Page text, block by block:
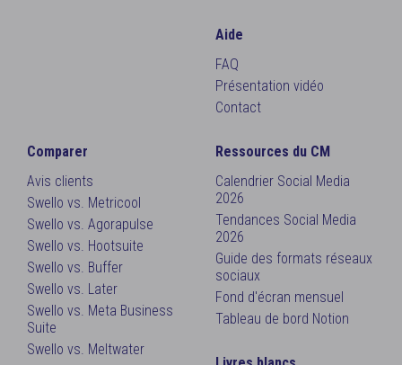
Aide
FAQ
Présentation vidéo
Contact
Comparer
Avis clients
Swello vs. Metricool
Swello vs. Agorapulse
Swello vs. Hootsuite
Swello vs. Buffer
Swello vs. Later
Swello vs. Meta Business
Suite
Swello vs. Meltwater
Ressources du CM
Calendrier Social Media
2026
Tendances Social Media
2026
Guide des formats réseaux
sociaux
Fond d'écran mensuel
Tableau de bord Notion